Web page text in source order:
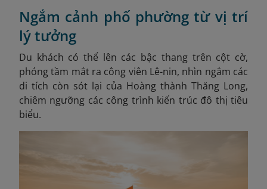
Ngắm cảnh phố phường từ vị trí
lý tưởng
Du khách có thể lên các bậc thang trên cột cờ,
phóng tầm mắt ra công viên Lê-nin, nhìn ngắm các
di tích còn sót lại của Hoàng thành Thăng Long,
chiêm ngưỡng các công trình kiến trúc đô thị tiêu
biểu.